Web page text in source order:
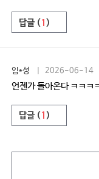
답글 ( 1 )
임*성 | 2026-06-14
언젠가 돌아온다 ㅋㅋㅋ
답글 (1 )